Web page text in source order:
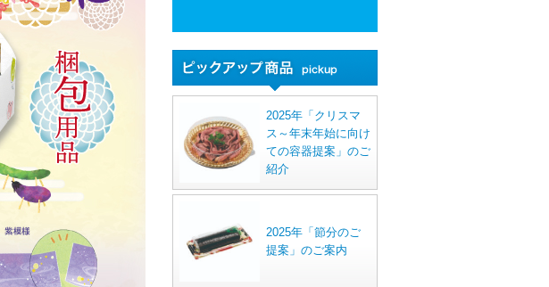
2025年「クリスマ
ス～年末年始に向け
ての容器提案」のご
紹介
2025年「節分のご
提案」のご案内